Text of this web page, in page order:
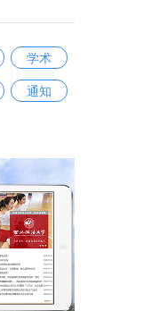
学术
通知